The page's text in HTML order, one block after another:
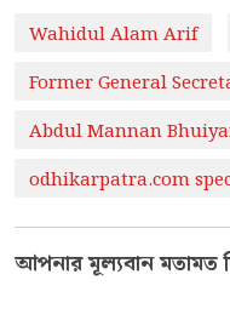
Wahidul Alam Arif
Former General
Abdul Mannan
odhikarpatra.com
আপনার মূল্যবান মতামত